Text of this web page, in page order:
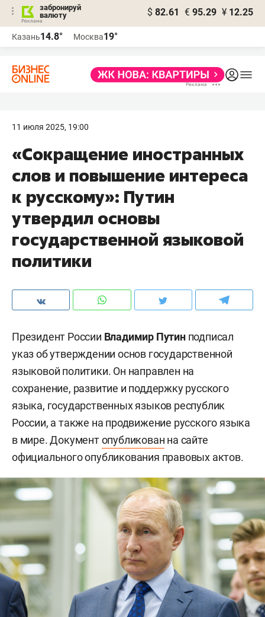
забронируй
валюту
$ 82.61 € 95.29 ¥ 12.25
Казань14.8° Москва19°
11 июля 2025, 19:00
«Сокращение иностранных
слов и повышение интереса
к русскому»: Путин
утвердил основы
государственной языковой
политики
Президент России Владимир Путинподписал
указ об утверждении основ государственной
языковой политики. Он направлен на
сохранение, развитие и поддержку русского
языка, государственных языков республик
России, а также на продвижение русского языка
в мире. Документопубликован на сайте
официального опубликования правовых актов.